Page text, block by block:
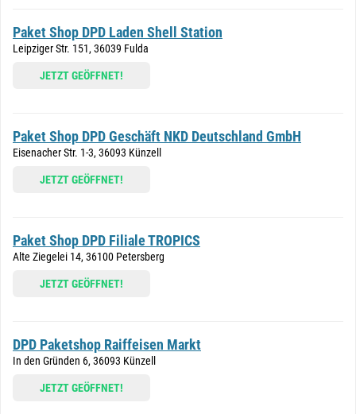
Paket Shop DPD Laden Shell Station
Leipziger Str. 151, 36039 Fulda
JETZT GEÖFFNET!
Paket Shop DPD Geschäft NKD Deutschland GmbH
Eisenacher Str. 1-3, 36093 Künzell
JETZT GEÖFFNET!
Paket Shop DPD Filiale TROPICS
Alte Ziegelei 14, 36100 Petersberg
JETZT GEÖFFNET!
DPD Paketshop Raiffeisen Markt
In den Gründen 6, 36093 Künzell
JETZT GEÖFFNET!